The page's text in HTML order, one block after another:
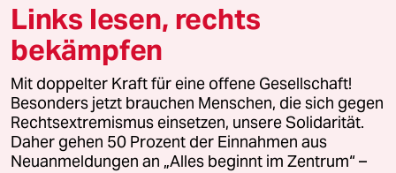
Abtreibung. Die haben auf einer Arzt-
Homepage eh nix verloren.
Standesrechtlcih zulässig ist nur die
Information, was die betreffende
Praxis für Leistungen bietet.
Davon abgesehen dient der § 219a
vornehmlich genau dazu, Frauen
davor zu schützen, dass sie in ihrer
Links lesen, rechts
bekämpfen
Mit doppelter Kraft für eine offene Gesellschaft!
Besonders jetzt brauchen Menschen, die sich gegen
Rechtsextremismus einsetzen, unsere Solidarität.
Daher gehen 50 Prozent der Einnahmen aus
Neuanmeldungen an „Alles beginnt im Zentrum“ –